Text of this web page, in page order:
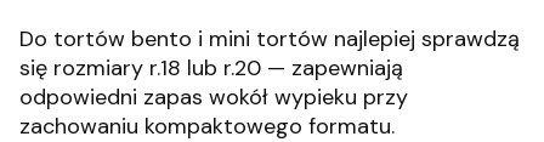
Do tortów bento i mini tortów najlepiej sprawdzą
się rozmiary r.18 lub r.20 — zapewniają
odpowiedni zapas wokół wypieku przy
zachowaniu kompaktowego formatu.